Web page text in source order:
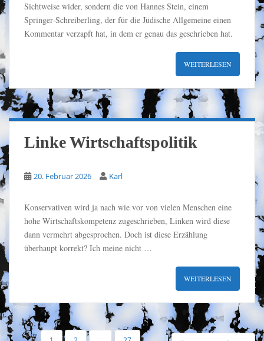
Sichtweise wider, sondern die von Hannes Stein, einem
Springer-Schreiberling, der für die Jüdische Allgemeine einen
Kommentar verzapft hat, in dem er genau das geschrieben hat.
WEITERLESEN
Linke Wirtschaftspolitik
20. Februar 2026 Karl
Konservativen wird ja nach wie vor von vielen Menschen eine
hohe Wirtschaftskompetenz zugeschrieben, Linken wird diese
dann vermehrt abgesprochen. Doch ist diese Erzählung
überhaupt korrekt? Ich meine nicht …
WEITERLESEN